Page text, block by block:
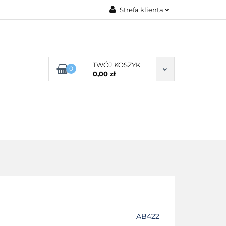
Strefa klienta
Dodaj zgłoszenie
0
TWÓJ KOSZYK
0,00 zł
AB422